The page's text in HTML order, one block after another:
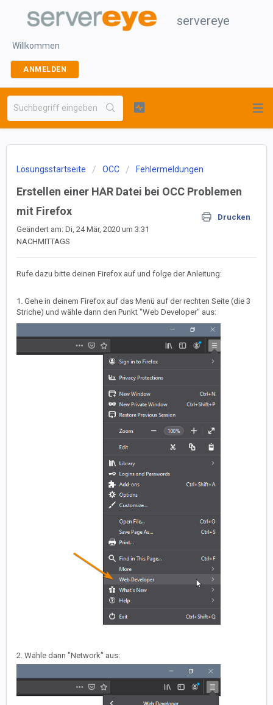
servereye
Willkommen
ANMELDEN
Lösungsstartseite OCC Fehlermeldungen
Erstellen einer HAR Datei bei OCC Problemen
mit Firefox
Drucken
Geändert am: Di, 24 Mär, 2020 um 3:31
NACHMITTAGS
Rufe dazu bitte deinen Firefox auf und folge der Anleitung:
1. Gehe in deinem Firefox auf das Menü auf der rechten Seite (die 3
Striche) und wähle dann den Punkt "Web Developer" aus:
2. Wähle dann "Network" aus: